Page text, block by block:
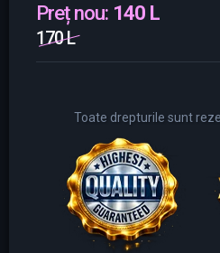
Preț nou: 140 L
170 L
Toate drepturile sunt